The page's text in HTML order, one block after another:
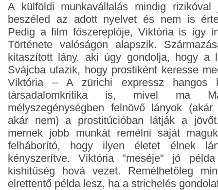
A külföldi munkavállalás mindig
beszéled az adott nyelvet és nem is
Pedig a film főszereplője, Viktória is így
Története valóságon alapszik.
kitaszított lány, aki úgy gondolja, hogy a
Svájcba utazik, hogy prostiként keresse
Viktória – A zürichi expressz hangos
társadalomkritika is, mivel ma
mélyszegénységben felnövő lányok
akár nem) a prostitúcióban látják a
mernek jobb munkát remélni saját
felháborító, hogy ilyen életet élnek
kényszerítve. Viktória "meséje" jó
kishitűség hová vezet. Remélhetőleg
elrettentő példa lesz, ha a strichelés